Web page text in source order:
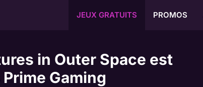
JEUX GRATUITS PROMOS
in Outer Space est
Gaming